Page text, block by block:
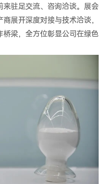
驻足交流、咨询洽谈。展会
展开深度对接与技术洽谈，
梁，全方位彰显公司在绿色